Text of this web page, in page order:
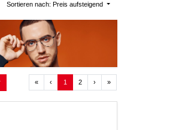
Sortieren nach: Preis aufsteigend
«Erste Seite
‹Zurück
1 2 ›Weiter
»Letzte Seite